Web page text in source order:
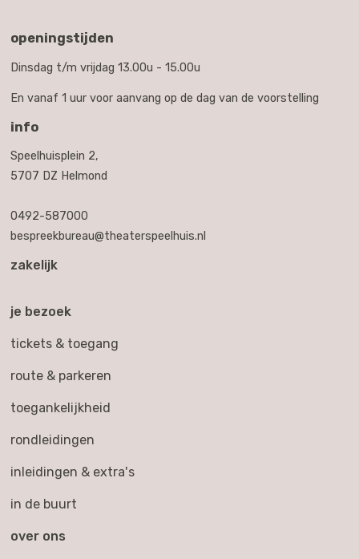
openingstijden
Dinsdag t/m vrijdag 13.00u - 15.00u
En vanaf 1 uur voor aanvang op de dag van de voorstelling
info
Speelhuisplein 2,
5707 DZ Helmond
0492-587000
bespreekbureau@theaterspeelhuis.nl
zakelijk
je bezoek
tickets & toegang
route & parkeren
toegankelijkheid
rondleidingen
inleidingen & extra's
in de buurt
over ons